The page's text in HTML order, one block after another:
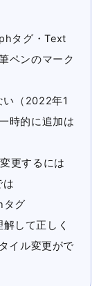
タグ・Text
ペンのマーク
（2022年1
時的に追加は
更するには
は
グ
して正しく
イル変更がで